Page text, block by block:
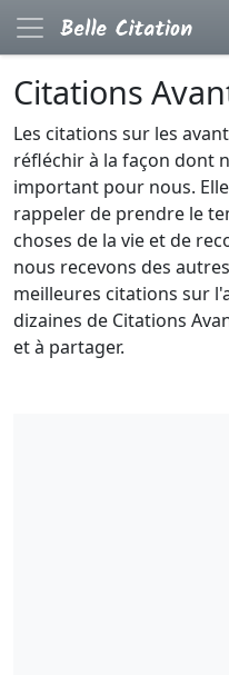
Citations
Les citations sur les
réfléchir à la façon dont
important pour nous.
rappeler de prendre le
choses de la vie et de
nous recevons des
meilleures citations sur
dizaines de Citations
et à partager.